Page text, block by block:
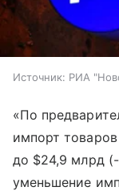
Источник: РИА
«По
импорт
до $24,9 млрд (-
уменьшение